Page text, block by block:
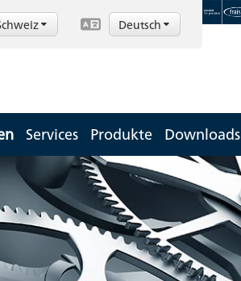
Deutsch
Services Produkte Downloads